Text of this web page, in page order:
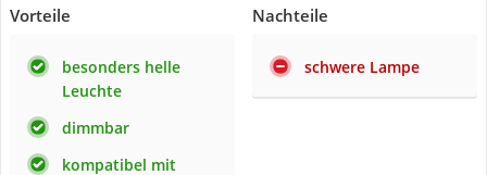
Vorteile
besonders helle
Leuchte
dimmbar
kompatibel mit
Nachteile
schwere Lampe